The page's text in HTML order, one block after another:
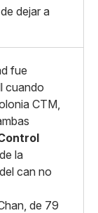
dejar a
fue
cuando
CTM,
la
can no
de 79